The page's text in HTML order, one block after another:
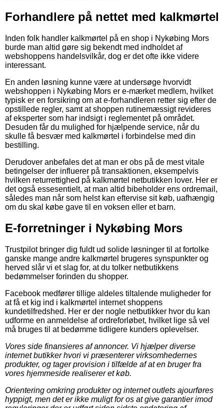
Forhandlere på nettet med kalkmørtel
Inden folk handler kalkmørtel på en shop i Nykøbing Mors
burde man altid gøre sig bekendt med indholdet af
webshoppens handelsvilkår, dog er det ofte ikke videre
interessant.
En anden løsning kunne være at undersøge hvorvidt
webshoppen i Nykøbing Mors er e-mærket medlem, hvilket
typisk er en forsikring om at e-forhandleren retter sig efter de
opstillede regler, samt at shoppen rutinemæssigt revideres
af eksperter som har indsigt i reglementet på området.
Desuden får du mulighed for hjælpende service, når du
skulle få besvær med kalkmørtel i forbindelse med din
bestilling.
Derudover anbefales det at man er obs på de mest vitale
betingelser der influerer på transaktionen, eksempelvis
hvilken returrettighed på kalkmørtel netbutikken lover. Her er
det også essesentielt, at man altid bibeholder ens ordremail,
således man når som helst kan eftervise sit køb, uafhængig
om du skal købe gave til en voksen eller et barn.
E-forretninger i Nykøbing Mors
Trustpilot bringer dig fuldt ud solide løsninger til at fortolke
ganske mange andre kalkmørtel brugeres synspunkter og
herved slår vi et slag for, at du tolker netbutikkens
bedømmelser forinden du shopper.
Facebook medfører tillige aldeles tiltalende muligheder for
at få et kig ind i kalkmørtel internet shoppens
kundetilfredshed. Her er der nogle netbutikker hvor du kan
udforme en anmeldelse af ordreforløbet, hvilket lige så vel
må bruges til at bedømme tidligere kunders oplevelser.
Vores side finansieres af annoncer. Vi hjælper diverse
internet butikker hvori vi præsenterer virksomhedernes
produkter, og tager provision i tilfælde af at en bruger fra
vores hjemmeside realiserer et køb.
Orientering omkring produkter og internet outlets ajourføres
hyppigt, men det er ikke muligt for os at give garantier imod